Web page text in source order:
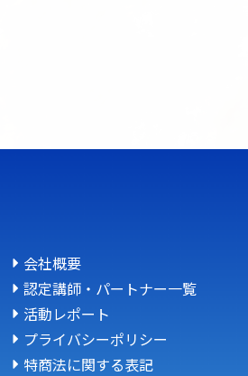
会社概要
認定講師・パートナー一覧
活動レポート
プライバシーポリシー
特商法に関する表記